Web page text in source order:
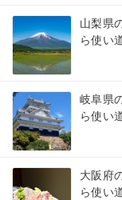
山梨県
ら使い
岐阜県
ら使い
大阪府
ら使い